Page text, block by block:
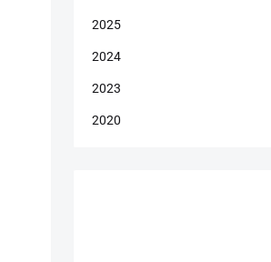
2025
2024
2023
2020